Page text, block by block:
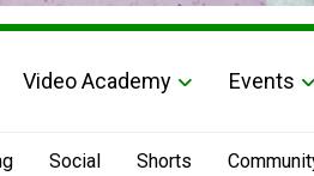
Video Academy Events
Social Shorts